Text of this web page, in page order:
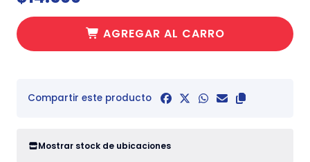
AGREGAR AL CARRO
Compartir este producto
Mostrar stock de ubicaciones